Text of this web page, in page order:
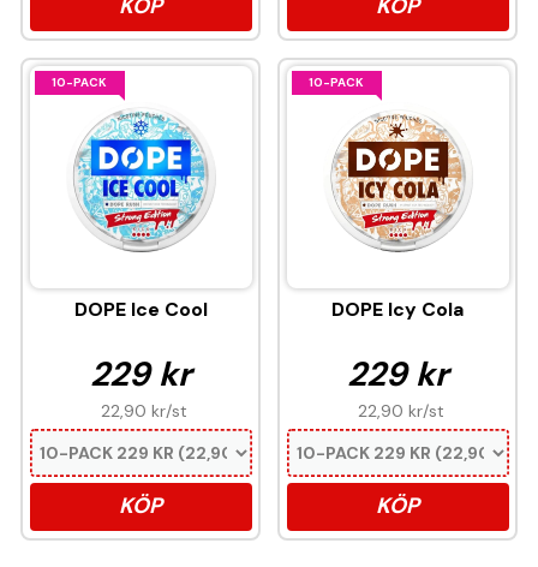
KÖP KÖP
10-PACK
DOPE Ice Cool
229 kr
22,90 kr/st
KÖP
10-PACK
DOPE Icy Cola
229 kr
22,90 kr/st
KÖP